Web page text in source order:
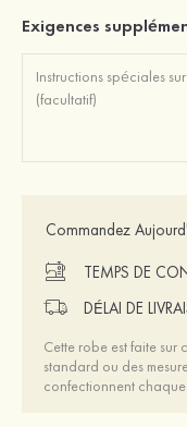
Exigences
Commandez
TEMPS DE
DÉLAI DE
Cette robe est faite sur
standard ou des
confectionnent